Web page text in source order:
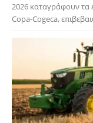
2026 καταγράφουν τα
Copa-Cogeca,